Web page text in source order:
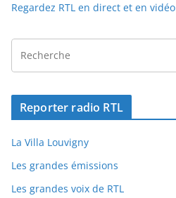
Regardez RTL en direct et en vidéo
Reporter radio RTL
La Villa Louvigny
Les grandes émissions
Les grandes voix de RTL